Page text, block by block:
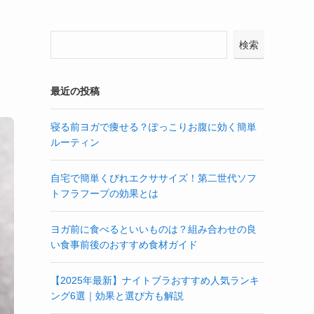
検索
最近の投稿
寝る前ヨガで痩せる？ぽっこりお腹に効く簡単
ルーティン
自宅で簡単くびれエクササイズ！第二世代ソフ
トフラフープの効果とは
ヨガ前に食べるといいものは？組み合わせの良
い食事前後のおすすめ食材ガイド
【2025年最新】ナイトブラおすすめ人気ランキ
ング6選｜効果と選び方も解説